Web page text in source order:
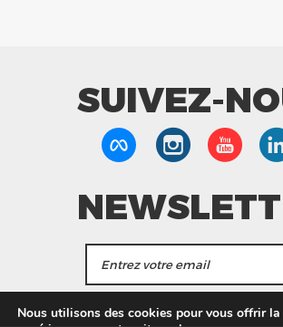
SUIVEZ-
J'accepte de recevoir les
Nous utilisons des cookies pour vous offrir